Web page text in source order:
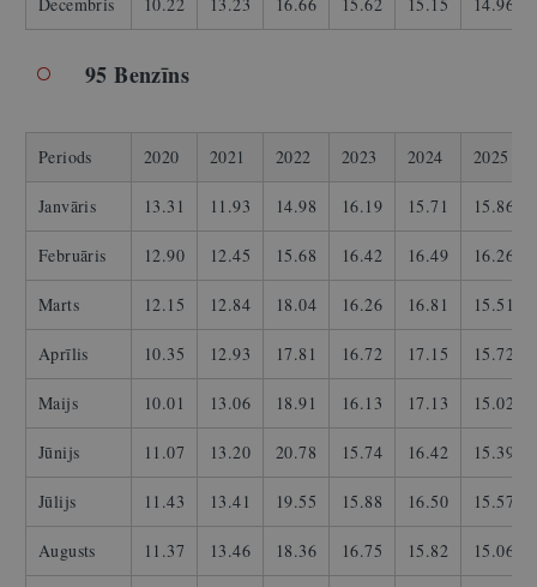
Decembris 10.22 13.23 16.66 15.62 15.15 14.96
95 Benzīns
Periods 2020 2021 2022 2023 2024 2025
Janvāris 13.31 11.93 14.98 16.19 15.71 15.86
Februāris 12.90 12.45 15.68 16.42 16.49 16.26
Marts 12.15 12.84 18.04 16.26 16.81 15.51
Aprīlis 10.35 12.93 17.81 16.72 17.15 15.72
Maijs 10.01 13.06 18.91 16.13 17.13 15.02
Jūnijs 11.07 13.20 20.78 15.74 16.42 15.39
Jūlijs 11.43 13.41 19.55 15.88 16.50 15.57
Augusts 11.37 13.46 18.36 16.75 15.82 15.06